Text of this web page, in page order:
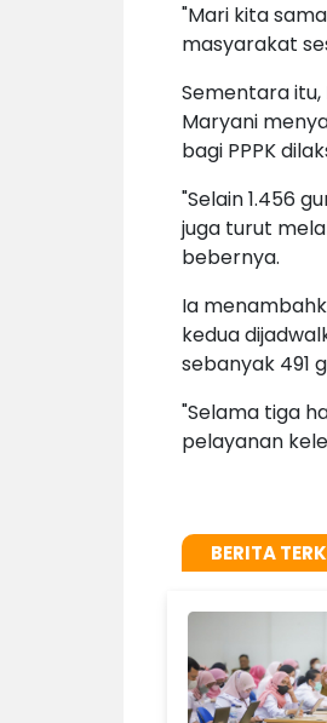
"Mari kita
masyarakat
Sementara itu,
Maryani
bagi PPPK
"Selain 1.456
juga turut
bebernya.
Ia
kedua
sebanyak 491
"Selama tiga
pelayanan
BERITA